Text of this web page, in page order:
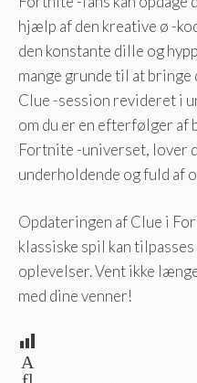
hjælp af den kreative ø -
den konstante dille og
mange grunde til at bringe
Clue -session revideret i
om du er en efterfølger
Fortnite -universet, lover
underholdende og fuld af
Opdateringen af ​​Clue i
klassiske spil kan
oplevelser. Vent ikke
med dine venner!
A
fl